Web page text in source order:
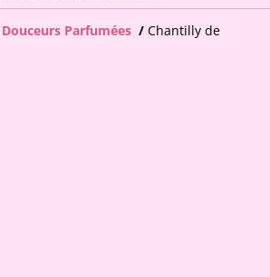
Douceurs Parfumées / Chantilly de